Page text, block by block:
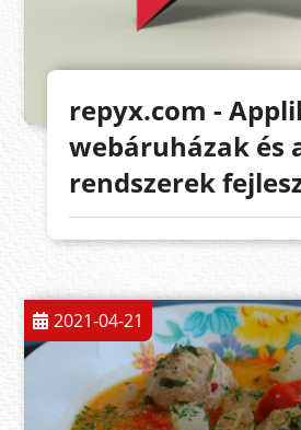
repyx.com -
webáruházak és
rendszerek
2021-04-21